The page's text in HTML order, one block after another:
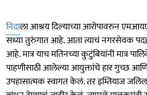
निदाला आश्रय दिल्याच्या आरोपावरुन
सध्या तुरुंगात आहे. आता त्याचं नगरसेवक
आहे. मात्र याच मतिनच्या कुटुंबियांनी मात्र
पाहणीसाठी आलेल्या आयुक्तांचे हार गुच्छ
उपहासात्मक स्वागत केलं. तर इम्तियाज जलिल